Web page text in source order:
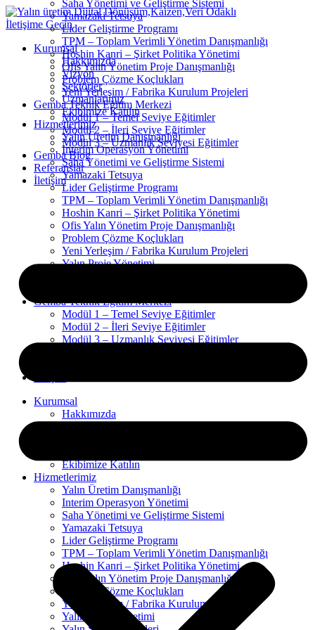
İletişime Geçin
Kurumsal
Hakkımızda
Vizyon
Sektörler
Uzmanlarımız
Ekibimize Katılın
Hizmetlerimiz
Yalın Üretim Danışmanlığı
Interim Operasyon Yönetimi
Saha Yönetimi ve Geliştirme Sistemi
Yamazaki Tetsuya
Lider Geliştirme Programı
TPM – Toplam Verimli Yönetim Danışmanlığı
Hoshin Kanri – Şirket Politika Yönetimi
Ofis Yalın Yönetim Proje Danışmanlığı
Problem Çözme Koçlukları
Yeni Yerleşim / Fabrika Kurulum Projeleri
Yalın Proje Yönetimi
Gemba Teknik Eğitim Merkezi
Modül 1 – Temel Seviye Eğitimler
Modül 2 – İleri Seviye Eğitimler
Modül 3 – Uzmanlık Seviyesi Eğitimler
Kurumsal
Hakkımızda
Ekibimize Katılın
Hizmetlerimiz
Yalın Üretim Danışmanlığı
Interim Operasyon Yönetimi
Saha Yönetimi ve Geliştirme Sistemi
Yamazaki Tetsuya
Lider Geliştirme Programı
TPM – Toplam Verimli Yönetim Danışmanlığı
Hoshin Kanri – Şirket Politika Yönetimi
Ofis Yalın Yönetim Proje Danışmanlığı
Problem Çözme Koçlukları
Yeni Yerleşim / Fabrika Kurulum Projeleri
Yalın Proje Yönetimi
Saha Yönetimi ve Geliştirme Sistemi
Yamazaki Tetsuya
Lider Geliştirme Programı
TPM – Toplam Verimli Yönetim Danışmanlığı
Hoshin Kanri – Şirket Politika Yönetimi
Ofis Yalın Yönetim Proje Danışmanlığı
Problem Çözme Koçlukları
Yeni Yerleşim / Fabrika Kurulum Projeleri
Gemba Teknik Eğitim Merkezi
Modül 1 – Temel Seviye Eğitimler
Modül 2 – İleri Seviye Eğitimler
Modül 3 – Uzmanlık Seviyesi Eğitimler
Gemba Blog
Referanslar
İletişim